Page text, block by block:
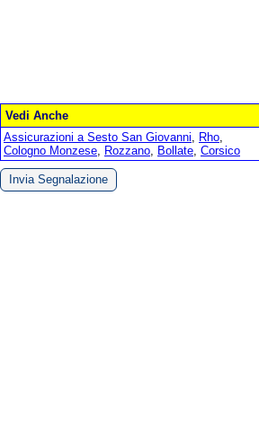
Vedi Anche
Assicurazioni a Sesto San Giovanni, Rho,
Cologno Monzese, Rozzano, Bollate, Corsico
Invia Segnalazione